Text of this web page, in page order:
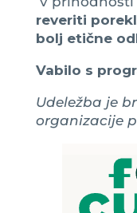
reveriti
bolj etične
Vabilo s
Udeležba je
organizacije